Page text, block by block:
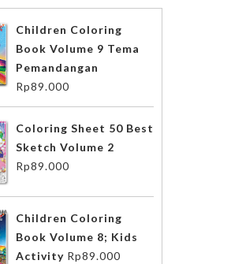
Children Coloring
Book Volume 9 Tema
Pemandangan
Rp89.000
Coloring Sheet 50 Best
Sketch Volume 2
Rp89.000
Children Coloring
Book Volume 8; Kids
Activity Rp89.000